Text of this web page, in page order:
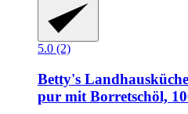
5.0 (2)
Betty's Landhausküche
pur mit Borretschöl,